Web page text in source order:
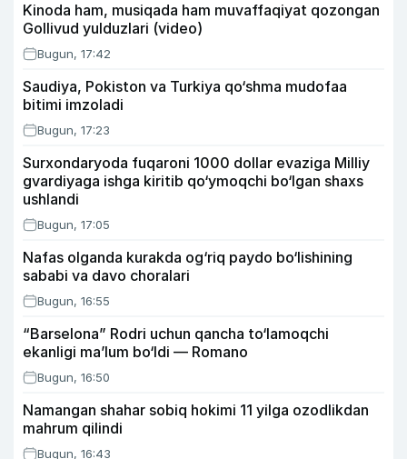
Kinoda ham, musiqada ham muvaffaqiyat qozongan
Gollivud yulduzlari (video)
Bugun, 17:42
Saudiya, Pokiston va Turkiya qo‘shma mudofaa
bitimi imzoladi
Bugun, 17:23
Surxondaryoda fuqaroni 1000 dollar evaziga Milliy
gvardiyaga ishga kiritib qo‘ymoqchi bo‘lgan shaxs
ushlandi
Bugun, 17:05
Nafas olganda kurakda og‘riq paydo bo‘lishining
sababi va davo choralari
Bugun, 16:55
“Barselona” Rodri uchun qancha to‘lamoqchi
ekanligi ma’lum bo‘ldi — Romano
Bugun, 16:50
Namangan shahar sobiq hokimi 11 yilga ozodlikdan
mahrum qilindi
Bugun, 16:43